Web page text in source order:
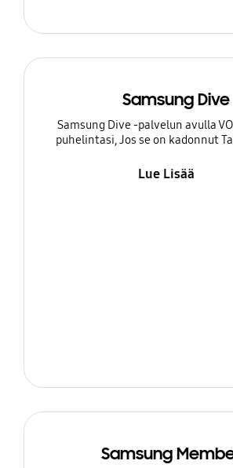
Samsung Dive
Samsung Dive -palvelun avulla
puhelintasi, Jos se on kadonnut
Lue Lisää
Samsung